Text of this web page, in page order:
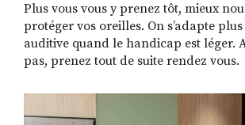
Plus vous vous y prenez tôt, mieux
protéger vos oreilles. On s’adapte
auditive quand le handicap est léger.
pas, prenez tout de suite rendez vous.